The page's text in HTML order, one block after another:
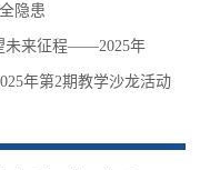
隐患
未来征程——2025年
年第2期教学沙龙活动